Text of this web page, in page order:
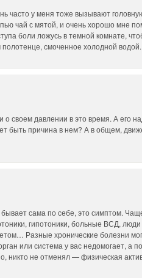
часто у меня тоже вызывают
чай с мятой, и очень хорошо мне
боли ложусь в темной комнате,
смоченное холодной водой.
о своем давлении в это время. А его
быть причина в нем? А в общем,
сама по себе, это симптом.
гипотоники, больные ВСД,
Разные хронические болезни
или система у вас недомогает,
никто не отменял — физическая